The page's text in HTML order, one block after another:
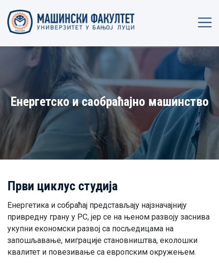
Енергетско и саобраћајно машинство
Први циклус студија
Енергетика и собраћај представљају најзначајнију
привредну грану у РС, јер се на њеном развоју заснива
укупни економски развој са посљедицама на
запошљавање, миграције становништва, еколошки
квалитет и повезивање са европским окружењем.